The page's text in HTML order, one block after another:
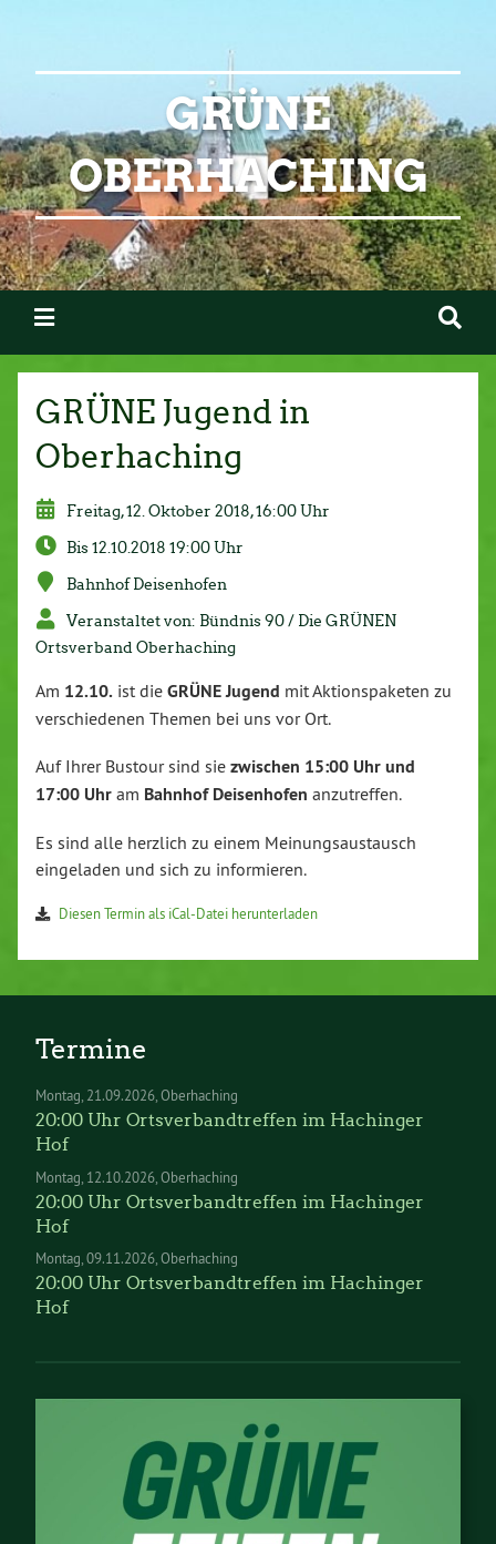
GRÜNE
OBERHACHING
GRÜNE Jugend in
Oberhaching
Freitag, 12. Oktober 2018, 16:00 Uhr
Bis 12.10.2018 19:00 Uhr
Bahnhof Deisenhofen
Veranstaltet von: Bündnis 90 / Die GRÜNEN
Ortsverband Oberhaching
Am 12.10. ist die GRÜNE Jugend mit Aktionspaketen zu
verschiedenen Themen bei uns vor Ort.
Auf Ihrer Bustour sind sie zwischen 15:00 Uhr und
17:00 Uhr am Bahnhof Deisenhofen anzutreffen.
Es sind alle herzlich zu einem Meinungsaustausch
eingeladen und sich zu informieren.
Diesen Termin als iCal-Datei herunterladen
Termine
Montag 21.09.2026 Oberhaching
20:00 Uhr Ortsverbandtreffen im Hachinger
Hof
Montag 12.10.2026 Oberhaching
20:00 Uhr Ortsverbandtreffen im Hachinger
Hof
Montag 09.11.2026 Oberhaching
20:00 Uhr Ortsverbandtreffen im Hachinger
Hof